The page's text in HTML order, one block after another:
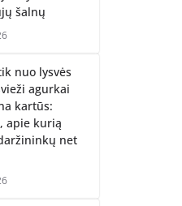
šalnų
nuo lysvės
agurkai
kartūs:
apie kurią
net